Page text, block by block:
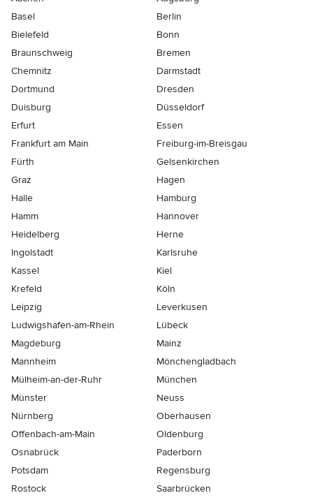
Basel
Berlin
Bielefeld
Bonn
Braunschweig
Bremen
Chemnitz
Darmstadt
Dortmund
Dresden
Duisburg
Düsseldorf
Erfurt
Essen
Frankfurt am Main
Freiburg-im-Breisgau
Fürth
Gelsenkirchen
Graz
Hagen
Halle
Hamburg
Hamm
Hannover
Heidelberg
Herne
Ingolstadt
Karlsruhe
Kassel
Kiel
Krefeld
Köln
Leipzig
Leverkusen
Ludwigshafen-am-Rhein
Lübeck
Magdeburg
Mainz
Mannheim
Mönchen­gladbach
Mülheim-an-der-Ruhr
München
Münster
Neuss
Nürnberg
Oberhausen
Offenbach-am-Main
Oldenburg
Osnabrück
Paderborn
Potsdam
Regensburg
Rostock
Saarbrücken